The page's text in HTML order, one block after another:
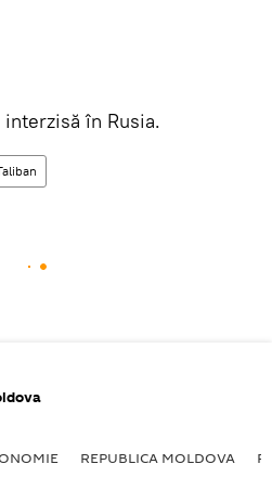
în Rusia.
REPUBLICA MOLDOVA